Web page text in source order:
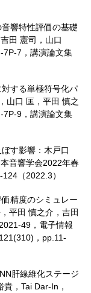
響特性評価の基礎
田 憲司，山口
7P-7，講演論文集
する単極符号化パ
山口 匡，平田 慎之
7P-9，講演論文集
す影響：木戸口
音響学会2022年春
（2022.3）
精度のシミュレー
平田 慎之介，吉田
49，電子情報
，pp.11-
肝線維化ステージ
，Tai Dar-In，